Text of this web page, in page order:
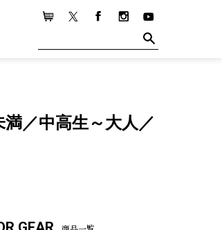
／中高生～大人／